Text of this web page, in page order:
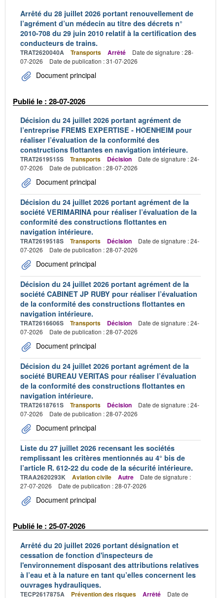
Arrêté du 28 juillet 2026 portant renouvellement de
l’agrément d’un médecin au titre des décrets n°
2010-708 du 29 juin 2010 relatif à la certification des
conducteurs de trains.
TRAT2620040A Transports Arrêté
Date de signature : 28-
07-2026
Date de publication : 31-07-2026
Document principal
Publié le : 28-07-2026
Décision du 24 juillet 2026 portant agrément de
l’entreprise FREMS EXPERTISE - HOENHEIM pour
réaliser l’évaluation de la conformité des
constructions flottantes en navigation intérieure.
TRAT2619515S Transports Décision
Date de signature : 24-
07-2026
Date de publication : 28-07-2026
Document principal
Décision du 24 juillet 2026 portant agrément de la
société VERIMARINA pour réaliser l’évaluation de la
conformité des constructions flottantes en
navigation intérieure.
TRAT2619518S Transports Décision
Date de signature : 24-
07-2026
Date de publication : 28-07-2026
Document principal
Décision du 24 juillet 2026 portant agrément de la
société CABINET JP RUBY pour réaliser l’évaluation
de la conformité des constructions flottantes en
navigation intérieure.
TRAT2616606S Transports Décision
Date de signature : 24-
07-2026
Date de publication : 28-07-2026
Document principal
Décision du 24 juillet 2026 portant agrément de la
société BUREAU VERITAS pour réaliser l’évaluation
de la conformité des constructions flottantes en
navigation intérieure.
TRAT2618761S Transports Décision
Date de signature : 24-
07-2026
Date de publication : 28-07-2026
Document principal
Liste du 27 juillet 2026 recensant les sociétés
remplissant les critères mentionnés au 4° bis de
l’article R. 612-22 du code de la sécurité intérieure.
TRAA2620293K Aviation civile Autre
Date de signature :
27-07-2026
Date de publication : 28-07-2026
Document principal
Publié le : 25-07-2026
Arrêté du 20 juillet 2026 portant désignation et
cessation de fonction d'inspecteurs de
l'environnement disposant des attributions relatives
à l’eau et à la nature en tant qu’elles concernent les
ouvrages hydrauliques.
TECP2617875A Prévention des risques Arrêté
Date de